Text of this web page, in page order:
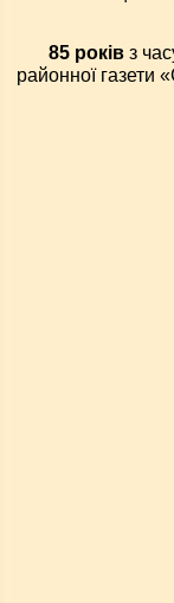
85 роківз
районної газети